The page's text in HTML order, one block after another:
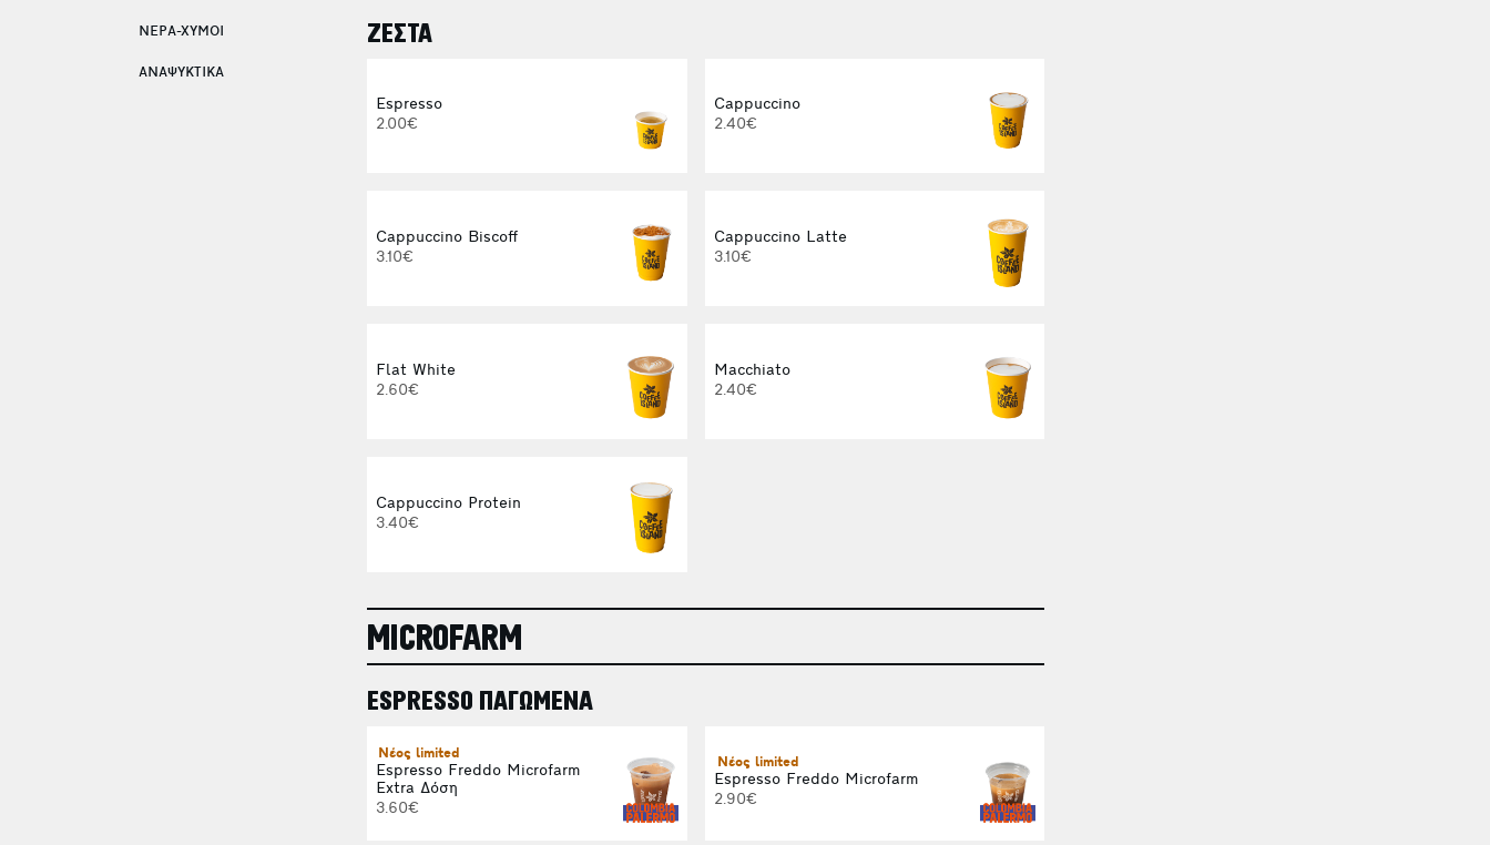
ΝΕΡΑ-ΧΥΜΟΙ
ΑΝΑΨΥΚΤΙΚΑ
ΖΕΣΤΑ
Espresso
2.00€
Cappuccino
2.40€
Cappuccino Biscoff
3.10€
Cappuccino Latte
3.10€
Flat White
2.60€
Macchiato
2.40€
Cappuccino Protein
3.40€
MICROFARM
ESPRESSO ΠΑΓΩΜΕΝΑ
Νέος limited
Espresso Freddo Microfarm
Extra Δόση
3.60€
Νέος limited
Espresso Freddo Microfarm
2.90€